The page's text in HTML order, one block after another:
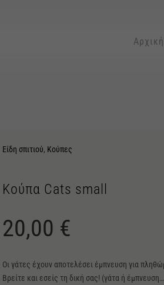
Αρχική
Είδη σπιτιού, Κούπες
Κούπα Cats small
20,00 €
Οι γάτες έχουν αποτελέσει έμπνευση για
Βρείτε και εσείς τη δική σας! (γάτα ή